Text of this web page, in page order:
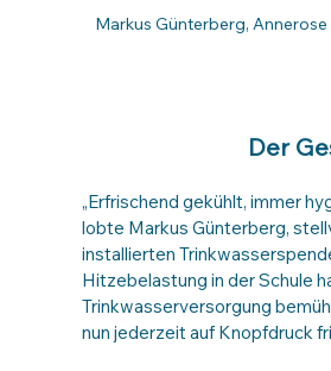
Markus Günterberg,
Der
„Erfrischend gekühlt, immer
lobte Markus Günterberg,
installierten
Hitzebelastung in der Schule
Trinkwasserversorgung
nun jederzeit auf Knopfdruck